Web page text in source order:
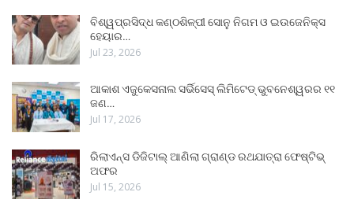
ବିଶ୍ୱପ୍ରସିଦ୍ଧ କଣ୍ଠଶିଳ୍ପୀ ସୋନୁ ନିଗମ ଓ ଇଉଜେନିକ୍ସ
ହେୟାର…
Jul 23, 2026
ଆକାଶ ଏଜୁକେସନାଲ ସର୍ଭିସେସ୍ ଲିମିଟେଡ୍ ଭୁବନେଶ୍ୱରର ୧୧
ଜଣ…
Jul 17, 2026
ରିଲାଏନ୍ସ ଡିଜିଟାଲ୍ ଆଣିଲା ଗ୍ରାଣ୍ଡ ରଥଯାତ୍ରା ଫେଷ୍ଟିଭ୍
ଅଫର
Jul 15, 2026